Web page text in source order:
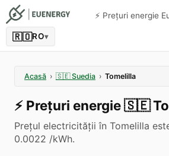
⚡️ Prețuri energie
🇷🇴RO▾
Acasă › 🇸🇪 Suedia › Tomelilla
⚡️ Prețuri energie🇸🇪
Prețul electricității în Tomelilla
0.0022 /kWh.